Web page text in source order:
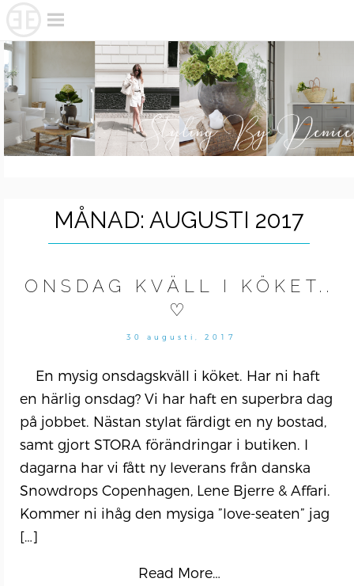
content
MÅNAD: AUGUSTI 2017
ONSDAG KVÄLL I KÖKET..
♡
30 augusti, 2017
En mysig onsdagskväll i köket. Har ni haft
en härlig onsdag? Vi har haft en superbra dag
på jobbet. Nästan stylat färdigt en ny bostad,
samt gjort STORA förändringar i butiken. I
dagarna har vi fått ny leverans från danska
Snowdrops Copenhagen, Lene Bjerre & Affari.
Kommer ni ihåg den mysiga ”love-seaten” jag
[…]
Read More…